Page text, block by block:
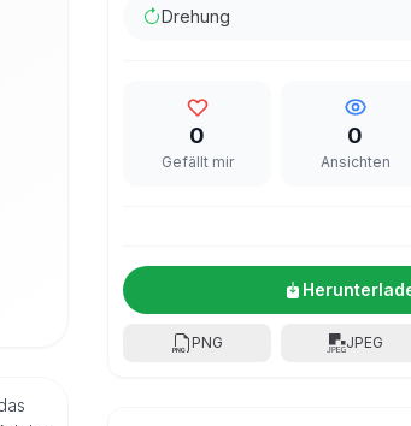
Drehung
0
Gefällt mir
0
Ansichten
PNG JPEG